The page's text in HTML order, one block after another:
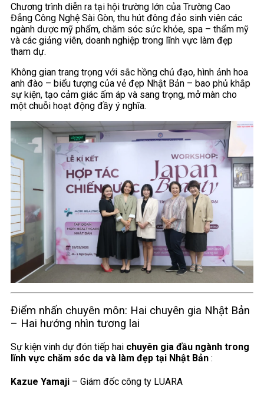
Chương trình diễn ra tại hội trường lớn của Trường Cao
Đẳng Công Nghệ Sài Gòn, thu hút đông đảo sinh viên các
ngành dược mỹ phẩm, chăm sóc sức khỏe, spa – thẩm mỹ
và các giảng viên, doanh nghiệp trong lĩnh vực làm đẹp
tham dự.
Không gian trang trọng với sắc hồng chủ đạo, hình ảnh hoa
anh đào – biểu tượng của vẻ đẹp Nhật Bản – bao phủ khắp
sự kiện, tạo cảm giác ấm áp và sang trọng, mở màn cho
một chuỗi hoạt động đầy ý nghĩa.
Điểm nhấn chuyên môn: Hai chuyên gia Nhật Bản
– Hai hướng nhìn tương lai
Sự kiện vinh dự đón tiếp hai chuyên gia đầu ngành trong
lĩnh vực chăm sóc da và làm đẹp tại Nhật Bản :
Kazue Yamaji – Giám đốc công ty LUARA